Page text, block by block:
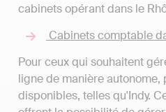
cabinets opérant dans le
Cabinets comptable
Pour ceux qui souhaitent
ligne de manière autonome,
disponibles, telles qu'Indy.